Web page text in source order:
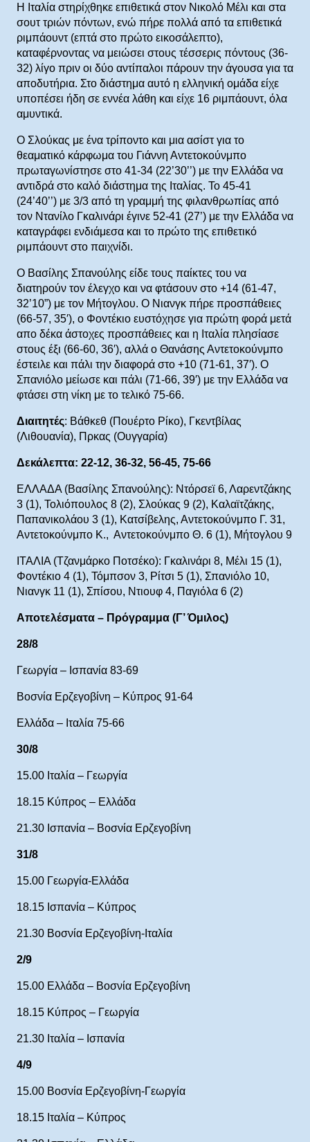
Η Ιταλία στηρίχθηκε επιθετικά στον Νικολό Μέλι και στα
σουτ τριών πόντων, ενώ πήρε πολλά από τα επιθετικά
ριμπάουντ (επτά στο πρώτο εικοσάλεπτο),
καταφέρνοντας να μειώσει στους τέσσερις πόντους (36-
32) λίγο πριν οι δύο αντίπαλοι πάρουν την άγουσα για τα
αποδυτήρια. Στο διάστημα αυτό η ελληνική ομάδα είχε
υποπέσει ήδη σε εννέα λάθη και είχε 16 ριμπάουντ, όλα
αμυντικά.
Ο Σλούκας με ένα τρίποντο και μια ασίστ για το
θεαματικό κάρφωμα του Γιάννη Αντετοκούνμπο
πρωταγωνίστησε στο 41-34 (22’30’’) με την Ελλάδα να
αντιδρά στο καλό διάστημα της Ιταλίας. Το 45-41
(24’40’’) με 3/3 από τη γραμμή της φιλανθρωπίας από
τον Ντανίλο Γκαλινάρι έγινε 52-41 (27’) με την Ελλάδα να
καταγράφει ενδιάμεσα και το πρώτο της επιθετικό
ριμπάουντ στο παιχνίδι.
Ο Βασίλης Σπανούλης είδε τους παίκτες του να
διατηρούν τον έλεγχο και να φτάσουν στο +14 (61-47,
32’10”) με τον Μήτογλου. Ο Νιανγκ πήρε προσπάθειες
(66-57, 35′), ο Φοντέκιο ευστόχησε για πρώτη φορά μετά
απο δέκα άστοχες προσπάθειες και η Ιταλία πλησίασε
στους έξι (66-60, 36′), αλλά ο Θανάσης Αντετοκούνμπο
έστειλε και πάλι την διαφορά στο +10 (71-61, 37′). Ο
Σπανιόλο μείωσε και πάλι (71-66, 39′) με την Ελλάδα να
φτάσει στη νίκη με το τελικό 75-66.
Διαιτητές: Βάθκεθ (Πουέρτο Ρίκο), Γκεντβίλας
(Λιθουανία), Πρκας (Ουγγαρία)
Δεκάλεπτα: 22-12, 36-32, 56-45, 75-66
ΕΛΛΑΔΑ (Βασίλης Σπανούλης): Ντόρσεϊ 6, Λαρεντζάκης
3 (1), Τολιόπουλος 8 (2), Σλούκας 9 (2), Καλαϊτζάκης,
Παπανικολάου 3 (1), Κατσίβελης, Αντετοκούνμπο Γ. 31,
Αντετοκούνμπο Κ., Αντετοκούνμπο Θ. 6 (1), Μήτογλου 9
ΙΤΑΛΙΑ (Τζανμάρκο Ποτσέκο): Γκαλινάρι 8, Μέλι 15 (1),
Φοντέκιο 4 (1), Τόμπσον 3, Ρίτσι 5 (1), Σπανιόλο 10,
Νιανγκ 11 (1), Σπίσου, Ντιουφ 4, Παγιόλα 6 (2)
Αποτελέσματα – Πρόγραμμα (Γ’ Όμιλος)
28/8
Γεωργία – Ισπανία 83-69
Βοσνία Ερζεγοβίνη – Κύπρος 91-64
Ελλάδα – Ιταλία 75-66
30/8
15.00 Ιταλία – Γεωργία
18.15 Κύπρος – Ελλάδα
21.30 Ισπανία – Βοσνία Ερζεγοβίνη
31/8
15.00 Γεωργία-Ελλάδα
18.15 Ισπανία – Κύπρος
21.30 Βοσνία Ερζεγοβίνη-Ιταλία
2/9
15.00 Ελλάδα – Βοσνία Ερζεγοβίνη
18.15 Κύπρος – Γεωργία
21.30 Ιταλία – Ισπανία
4/9
15.00 Βοσνία Ερζεγοβίνη-Γεωργία
18.15 Ιταλία – Κύπρος